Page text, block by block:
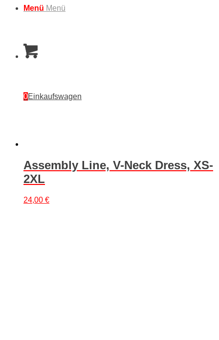
Menü Menü
0Einkaufswagen
Assembly Line, V-Neck Dress, XS-
2XL
24,00 €